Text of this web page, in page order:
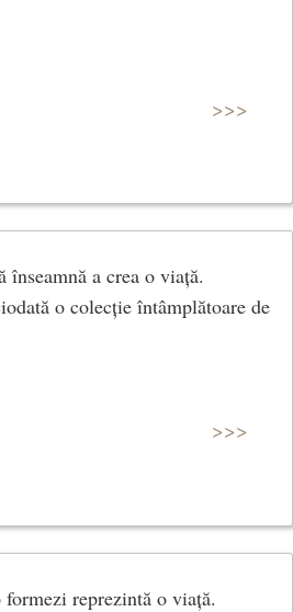
>>>
a crea o viață.
o colecție întâmplătoare de
>>>
reprezintă o viață.